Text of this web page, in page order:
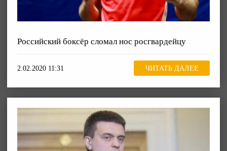
Российский боксёр сломал нос росгвардейцу
2.02.2020 11:31 ЧИТАТЬ ДАЛЕЕ